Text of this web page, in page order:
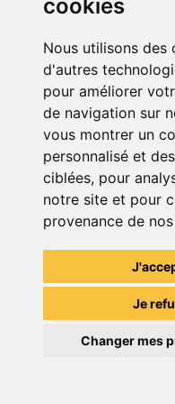
cookies
Nous utilisons des
d'autres
pour améliorer
de navigation sur
vous montrer un
personnalisé et
ciblées, pour
notre site et pour
provenance de
Je
Changer mes
5.90 €
Dragon Age Ii Xbox 360
TheGamingR83
Télécharge notre